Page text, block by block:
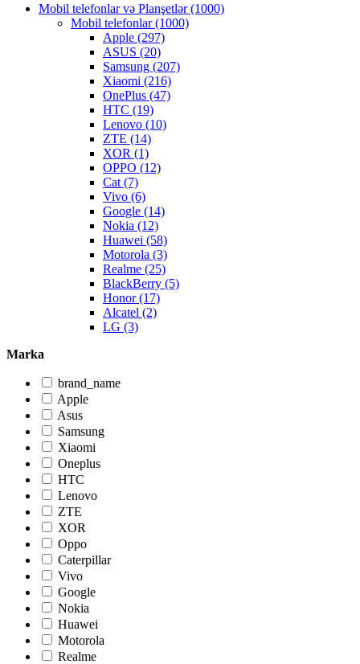
Mobil telefonlar və Planşetlər (1000)
Mobil telefonlar (1000)
Apple (297)
ASUS (20)
Samsung (207)
Xiaomi (216)
OnePlus (47)
HTC (19)
Lenovo (10)
ZTE (14)
XOR (1)
OPPO (12)
Cat (7)
Vivo (6)
Google (14)
Nokia (12)
Huawei (58)
Motorola (3)
Realme (25)
BlackBerry (5)
Honor (17)
Alcatel (2)
LG (3)
Marka
brand_name
Apple
Asus
Samsung
Xiaomi
Oneplus
HTC
Lenovo
ZTE
XOR
Oppo
Caterpillar
Vivo
Google
Nokia
Huawei
Motorola
Realme